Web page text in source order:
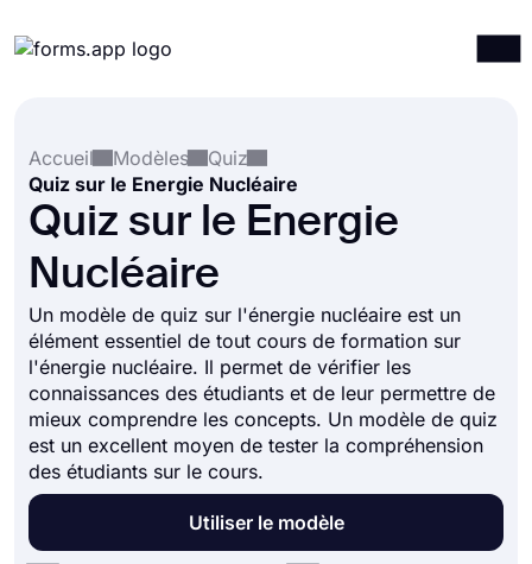
Intégrations
Modèles
Ressources
Accueil
Modèles
Quiz
Quiz sur le Energie Nucléaire
Quiz sur le Energie
Nucléaire
Un modèle de quiz sur l'énergie nucléaire est un
élément essentiel de tout cours de formation sur
l'énergie nucléaire. Il permet de vérifier les
connaissances des étudiants et de leur permettre de
mieux comprendre les concepts. Un modèle de quiz
est un excellent moyen de tester la compréhension
des étudiants sur le cours.
Utiliser le modèle